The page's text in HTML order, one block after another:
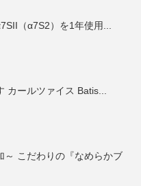
（α7S2）を1年使用...
カールツァイス Batis...
～ こだわりの『なめらかブ